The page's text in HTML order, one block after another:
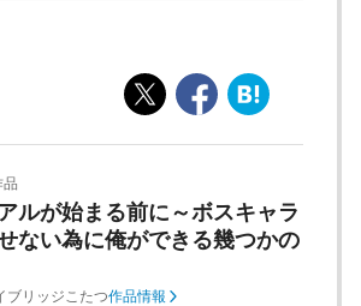
ルが始まる前に～ボスキャラ
ない為に俺ができる幾つかの
ブリッジこたつ作品情報